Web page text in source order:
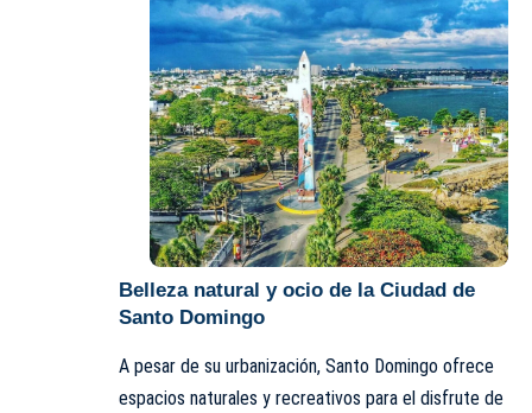
Belleza natural y ocio de la Ciudad de
Santo Domingo
A pesar de su urbanización, Santo Domingo ofrece
espacios naturales y recreativos para el disfrute de